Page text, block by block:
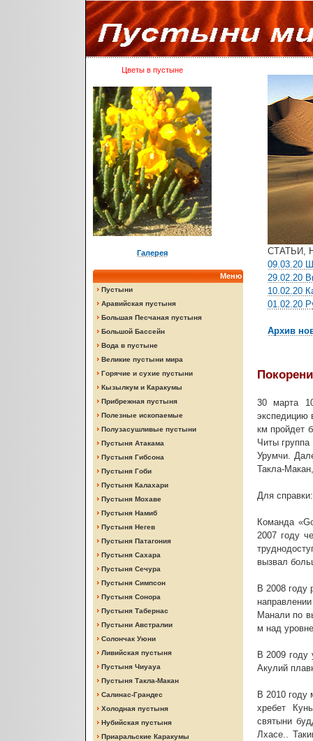
Цветы в пустыне
Галерея
Меню
Пустыни
Аравийская пустыня
Большая Песчаная пустыня
Большой Бассейн
Вода в пустыне
Великие пустыни мира
Горячие и сухие пустыни
Кызылкум и Каракумы
Прибрежная пустыня
Полезные ископаемые
Полузасушливые пустыни
Пустыня Атакама
Пустыня Гибсона
Пустыня Гоби
Пустыня Калахари
Пустыня Мохаве
Пустыня Намиб
Пустыня Негев
Пустыня Патагония
Пустыня Сахара
Пустыня Сечура
Пустыня Симпсон
Пустыня Сонора
Пустыня Табернас
Пустыни Австралии
Солончак Уюни
Ливийская пустыня
Пустыня Чиуауа
Пустыня Такла-Макан
Салинас-Грандес
Холодная пустыня
Нубийская пустыня
Приаральские Каракумы
СТАТЬИ,
09.03.20
29.02.20
10.02.20
01.02.20
Архив
30 марта
экспедицию
км пройдет
Читы
Урумчи.
Такла-
Для справки:
Команда
2007 году
вызвал
В 2008 году
Манали по
м над
В 2009 году
Акулий
В 2010 году
хребет
святыни
Лхасе..